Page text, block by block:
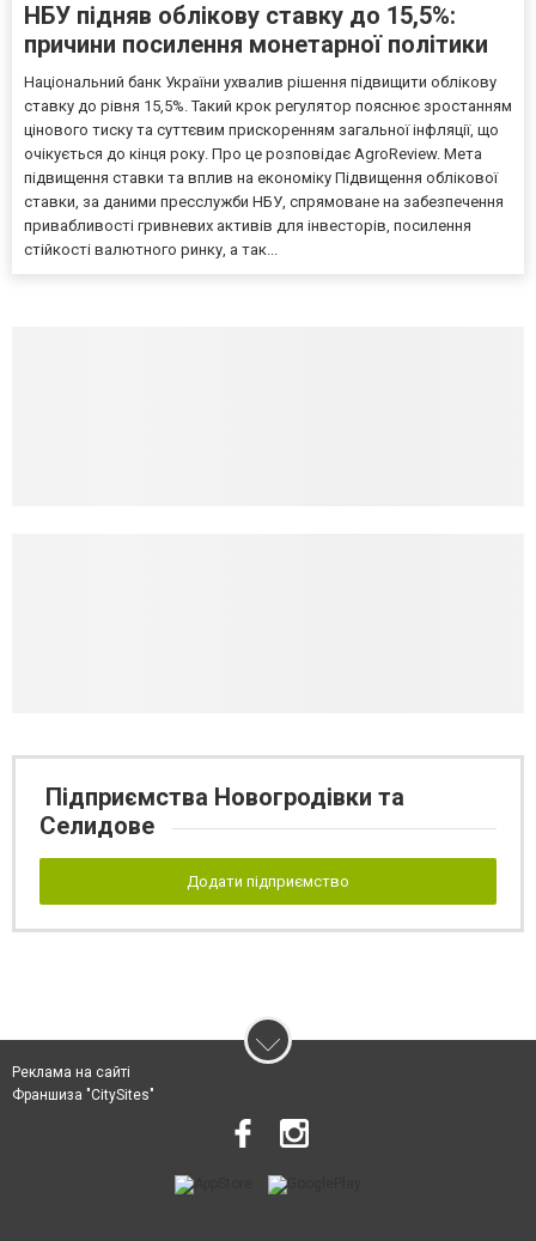
НБУ підняв облікову ставку до 15,5%:
причини посилення монетарної політики
Національний банк України ухвалив рішення підвищити облікову
ставку до рівня 15,5%. Такий крок регулятор пояснює зростанням
цінового тиску та суттєвим прискоренням загальної інфляції, що
очікується до кінця року. Про це розповідає AgroReview. Мета
підвищення ставки та вплив на економіку Підвищення облікової
ставки, за даними пресслужби НБУ, спрямоване на забезпечення
привабливості гривневих активів для інвесторів, посилення
стійкості валютного ринку, а так...
Підприємства Новогродівки та
Селидове
Додати підприємство
Реклама на сайті
Франшиза "CitySites"